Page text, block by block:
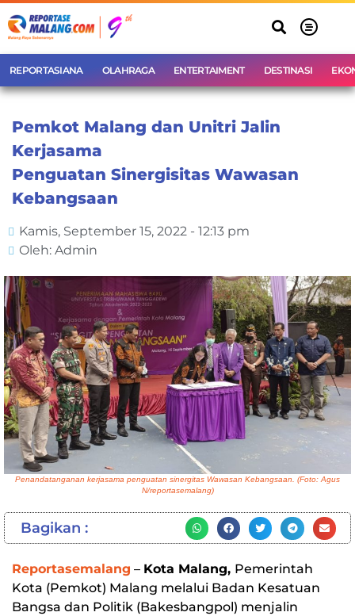
REPORTASIANA OLAHRAGA ENTERTAIMENT DESTINASI
Pemkot Malang dan Unitri Jalin
Kerjasama
Penguatan Sinergisitas Wawasan
Kebangsaan
Kamis, September 15, 2022 - 12:13 pm
Oleh: Admin
Penandatanganan kerjasama penguatan sinergitas Wawasan Kebangsaan. (Foto: Agus
N/reportasemalang)
Bagikan :
Reportasemalang – Kota Malang, Pemerintah
Kota (Pemkot) Malang melalui Badan Kesatuan
Bangsa dan Politik (Bakesbangpol) menjalin